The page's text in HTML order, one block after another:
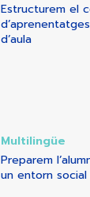
Estructurem el
d’aula
Multilingüe
Preparem
un entorn